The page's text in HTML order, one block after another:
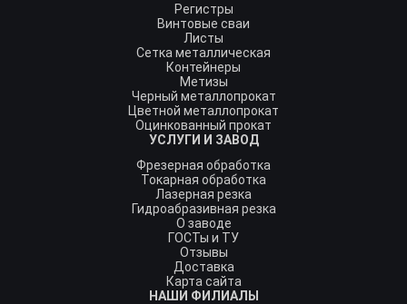
Регистры
Винтовые сваи
Листы
Сетка металлическая
Контейнеры
Метизы
Черный металлопрокат
Цветной металлопрокат
Оцинкованный прокат
УСЛУГИ И ЗАВОД
Фрезерная обработка
Токарная обработка
Лазерная резка
Гидроабразивная резка
О заводе
ГОСТы и ТУ
Отзывы
Доставка
Карта сайта
НАШИ ФИЛИАЛЫ